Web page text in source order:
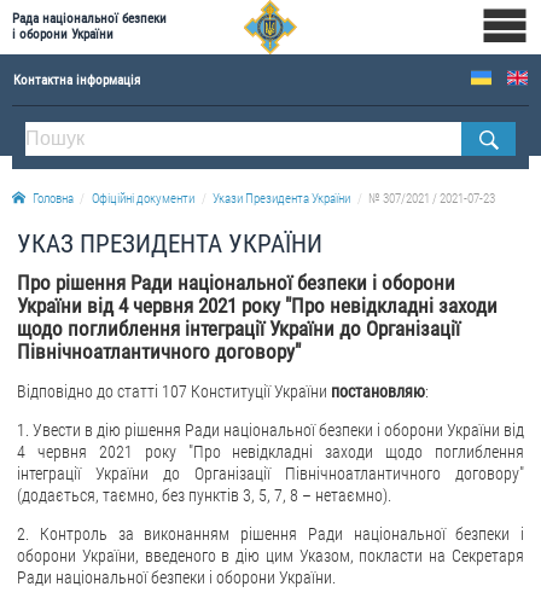
Рада національної безпеки
і оборони України
Контактна інформація
ПРО РНБОУ
Склад Ради національної безпеки і оборони України
Апарат Ради національної безпеки і оборони України
Правова основа діяльності Ради національної безпеки і оборони України
Історична довідка про діяльність Ради національної безпеки і оборони України
ОФІЦІЙНІ ДОКУМЕНТИ
Новини
Drone Deals
Фотогалерея
Відеогалерея
ЗВЕРНЕННЯ ГРОМАДЯН
Головна Офіційні документи Укази Президента України № 307/2021 / 2021-07-23
УКАЗ ПРЕЗИДЕНТА УКРАЇНИ
Про рішення Ради національної безпеки і оборони
України від 4 червня 2021 року "Про невідкладні заходи
щодо поглиблення інтеграції України до Організації
Північноатлантичного договору"
Відповідно до статті 107 Конституції України постановляю:
1. Увести в дію рішення Ради національної безпеки і оборони України від
4 червня 2021 року "Про невідкладні заходи щодо поглиблення
інтеграції України до Організації Північноатлантичного договору"
(додається, таємно, без пунктів 3, 5, 7, 8 – нетаємно).
2. Контроль за виконанням рішення Ради національної безпеки і
оборони України, введеного в дію цим Указом, покласти на Секретаря
Ради національної безпеки і оборони України.